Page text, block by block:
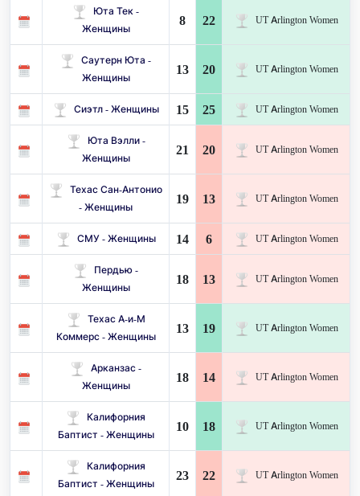
Юта Тек -
Женщины
8 22 UT Arlington Women
Саутерн Юта -
Женщины
13 20 UT Arlington Women
Сиэтл - Женщины 15 25 UT Arlington Women
Юта Вэлли -
Женщины
21 20 UT Arlington Women
Техас Сан-Антонио
- Женщины
19 13 UT Arlington Women
СМУ - Женщины 14 6 UT Arlington Women
Пердью -
Женщины
18 13 UT Arlington Women
Техас А-и-М
Коммерс - Женщины
13 19 UT Arlington Women
Арканзас -
Женщины
18 14 UT Arlington Women
Калифорния
Баптист - Женщины
10 18 UT Arlington Women
Калифорния
Баптист - Женщины
23 22 UT Arlington Women